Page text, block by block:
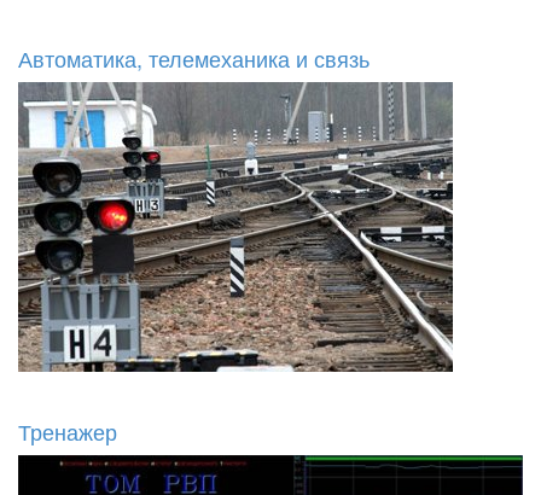
Автоматика, телемеханика и связь
Тренажер